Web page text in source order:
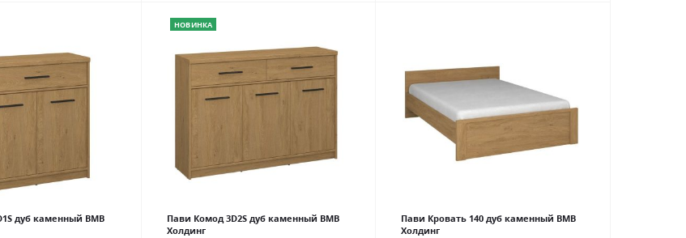
дуб каменный ВМВ
НОВИНКА
Пави Комод 3D2S дуб каменный ВМВ
Холдинг
Пави Кровать 140 дуб каменный ВМВ
Холдинг